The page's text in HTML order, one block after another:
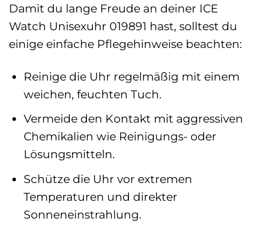
Damit du lange Freude an deiner ICE
Watch Unisexuhr 019891 hast, solltest du
einige einfache Pflegehinweise beachten:
Reinige die Uhr regelmäßig mit einem
weichen, feuchten Tuch.
Vermeide den Kontakt mit aggressiven
Chemikalien wie Reinigungs- oder
Lösungsmitteln.
Schütze die Uhr vor extremen
Temperaturen und direkter
Sonneneinstrahlung.